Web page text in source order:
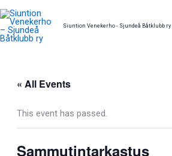
Skip
to
content
Siuntion Venekerho - Sjundeå Båtklubb ry
« All Events
This event has passed.
Sammutintarkastus